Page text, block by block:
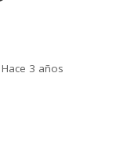
Hace 3 años